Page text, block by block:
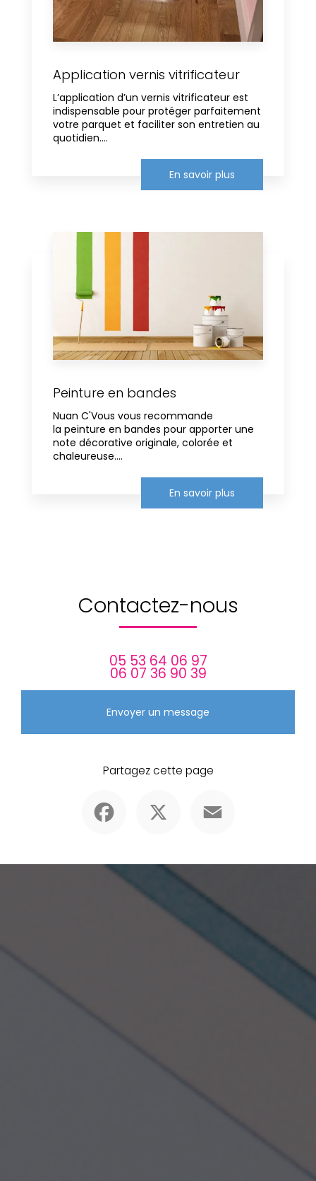
Application vernis vitrificateur
L’application d’un vernis vitrificateur est
indispensable pour protéger parfaitement
votre parquet et faciliter son entretien au
quotidien....
En savoir plus
Peinture en bandes
Nuan C'Vous vous recommande
la peinture en bandes pour apporter une
note décorative originale, colorée et
chaleureuse....
En savoir plus
Contactez-nous
05 53 64 06 97
06 07 36 90 39
Envoyer un message
Partagez cette page